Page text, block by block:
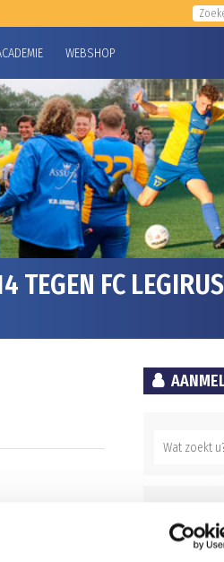
WEBSHOP
TEGEN FC
C1 speelde
hadden van
en had het